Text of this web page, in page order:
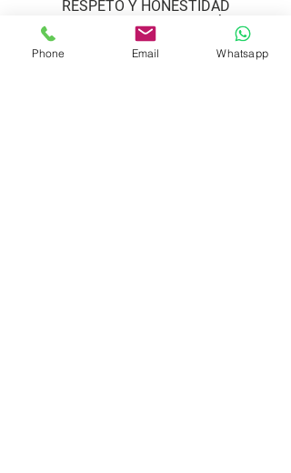
RESPETO Y HONESTIDAD
EFICIENCIA Y SUPERACIÓN
CALIDAD Y SERVICIO DE EXCELENCIA
RETROALIMENTACIÓN Y
Phone Email Whatsapp